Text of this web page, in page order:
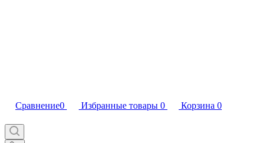
Сравнение0 Избранные товары 0 Корзина 0